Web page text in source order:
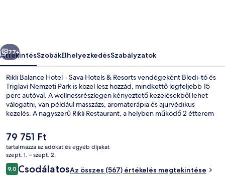
Resorts
képgalériája
Következő
77+
ÁttekintésSzobákElhelyezkedésSzabályzatok
Rikli Balance Hotel - Sava Hotels & Resorts vendégeként Bledi-tó és
Triglavi Nemzeti Park is közel lesz hozzád, mindkettő legfeljebb 15
perc autóval. A wellnessrészlegen kényeztető kezelésekből lehet
válogatni, van például masszázs, aromaterápia és ajurvédikus
kezelés. A nagyszerű Rikli Restaurant, a helyben működő 2 étterem
A luxusszínvonalú hotel vendégeit 4 beltéri medence, szabadtéri
medence és medence melletti bár is várja. Más utazók
kiemelkedően jónak tartják a hely következó jellemzőit: segítőkész
személyzet.
A
jelenlegi
ár
79 751 Ft
79 751 Ft
tartalmazza az adókat és egyéb díjakat
szept. 1. – szept. 2.
Értékelések
9,09,0 ennyiből: 10
CsodálatosAz összes (567) értékelés megtekintése